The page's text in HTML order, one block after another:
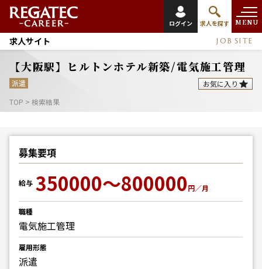
ログイン 求人を探す MENU
求人サイト JOB SITE
【大阪駅】ヒルトンホテル新築/電気施工管理
派遣
お気に入り
TOP > 検索結果
募集要項
給与 350000～800000円／月
職種
電気施工管理
雇用形態
派遣